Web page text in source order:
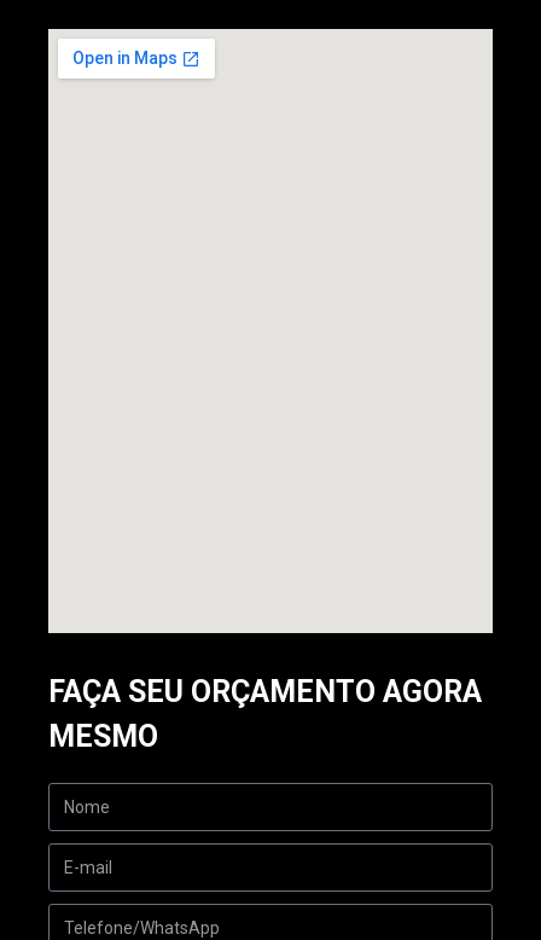
FAÇA SEU ORÇAMENTO AGORA
MESMO